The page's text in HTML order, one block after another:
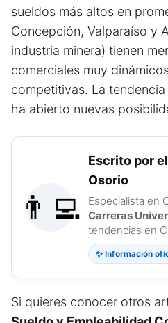
sueldos más altos en
Concepción, Valparaíso y
industria minera) tienen
comerciales muy
competitivas. La
ha abierto nuevas
👨‍💻
Escrito por
Osorio
Especialista en
Carreras
tendencias en
✨ Información
Si quieres conocer otros